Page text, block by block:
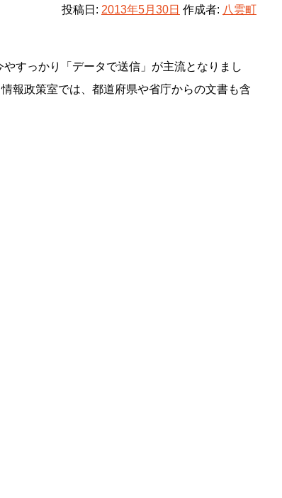
投稿日: 2013年5月30日 作成者: 八雲町
すっかり「データで送信」が主流となりまし
報政策室では、都道府県や省庁からの文書も含